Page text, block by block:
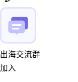
出海交流群
加入